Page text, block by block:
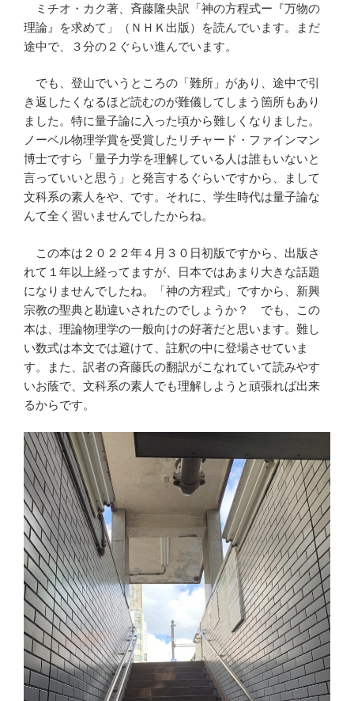
ミチオ・カク著、斉藤隆央訳「神の方程式ー『万物の
理論』を求めて」（ＮＨＫ出版）を読んでいます。まだ
途中で、３分の２ぐらい進んでいます。
でも、登山でいうところの「難所」があり、途中で引
き返したくなるほど読むのが難儀してしまう箇所もあり
ました。特に量子論に入った頃から難しくなりました。
ノーベル物理学賞を受賞したリチャード・ファインマン
博士ですら「量子力学を理解している人は誰もいないと
言っていいと思う」と発言するぐらいですから、まして
文科系の素人をや、です。それに、学生時代は量子論な
んて全く習いませんでしたからね。
この本は２０２２年４月３０日初版ですから、出版さ
れて１年以上経ってますが、日本ではあまり大きな話題
になりませんでしたね。「神の方程式」ですから、新興
宗教の聖典と勘違いされたのでしょうか？ でも、この
本は、理論物理学の一般向けの好著だと思います。難し
い数式は本文では避けて、註釈の中に登場させていま
す。また、訳者の斉藤氏の翻訳がこなれていて読みやす
いお蔭で、文科系の素人でも理解しようと頑張れば出来
るからです。